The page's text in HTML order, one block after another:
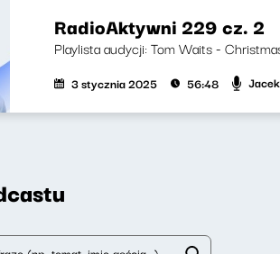
RadioAktywni 229 cz. 2
Playlista audycji: Tom Waits -
3 stycznia 2025 56:48